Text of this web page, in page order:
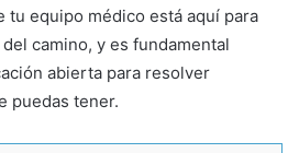
tu equipo médico está aquí para
camino, y es fundamental
abierta para resolver
puedas tener.